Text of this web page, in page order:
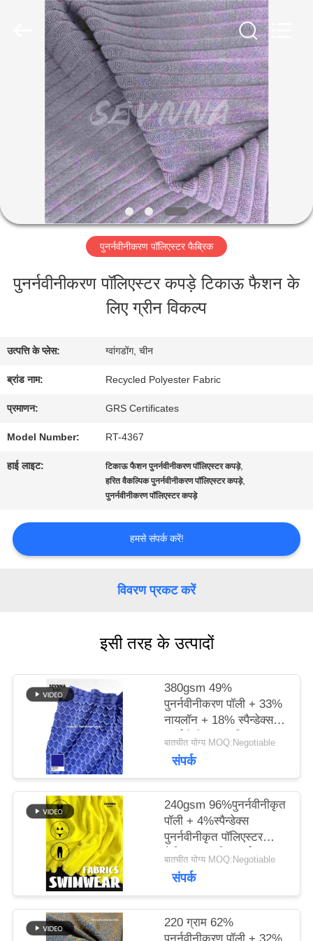
उत्पादों
दिखाएँ
बारे
कारखाना
भ्रमण
संपर्क
करें
साइटमैप
PRIVACY
POLICY
पुनर्नवीनीकरण पॉलिएस्टर फैब्रिक
पुनर्नवीनीकरण पॉलिएस्टर कपड़े टिकाऊ फैशन के
लिए ग्रीन विकल्प
उत्पत्ति के प्लेस: ग्वांगडोंग, चीन
ब्रांड नाम: Recycled Polyester Fabric
प्रमाणन: GRS Certificates
Model Number: RT-4367
हाई लाइट: टिकाऊ फैशन पुनर्नवीनीकरण पॉलिएस्टर कपड़े,
हरित वैकल्पिक पुनर्नवीनीकरण पॉलिएस्टर कपड़े,
पुनर्नवीनीकरण पॉलिएस्टर कपड़े
हमसे संपर्क करें!
विवरण प्रकट करें
इसी तरह के उत्पादों
380gsm 49%
पुनर्नवीनीकरण पॉली + 33%
नायलॉन + 18% स्पैन्डेक्स
पुनर्नवीनीकरण पॉलिएस्टर
फैब्रिक फॉर निट सर्कुलर
बातचीत योग्य MOQ:Negotiable
संपर्क
240gsm 96%पुनर्नवीनीकृत
पॉली + 4%स्पैन्डेक्स
पुनर्नवीनीकृत पॉलिएस्टर
फैब्रिक फॉर निट सर्कुलर
बातचीत योग्य MOQ:Negotiable
संपर्क
220 ग्राम 62%
पुनर्नवीनीकरण पॉली + 32%